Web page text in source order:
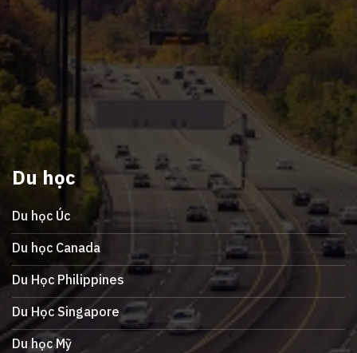
Du học
Du học Úc
Du học Canada
Du Học Philippines
Du Học Singapore
Du học Mỹ